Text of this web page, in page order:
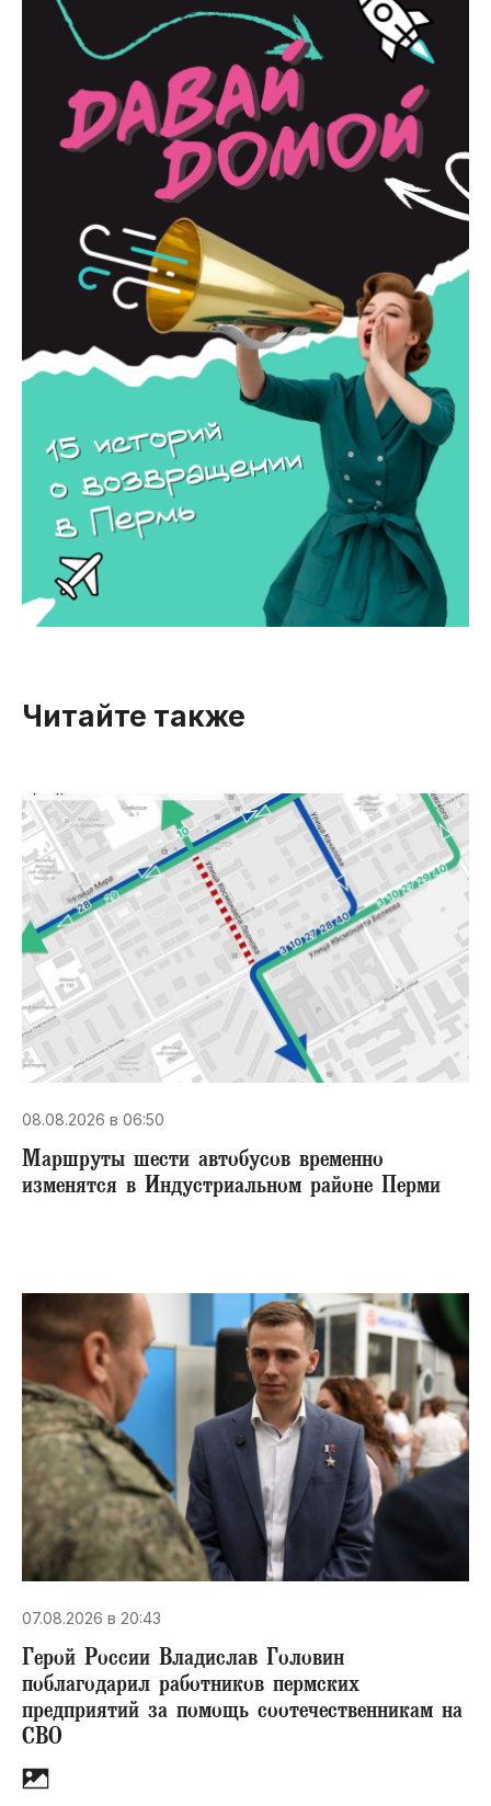
Читайте также
08.08.2026 в 06:50
Маршруты шести автобусов временно
изменятся в Индустриальном районе Перми
07.08.2026 в 20:43
Герой России Владислав Головин
поблагодарил работников пермских
предприятий за помощь соотечественникам на
СВО